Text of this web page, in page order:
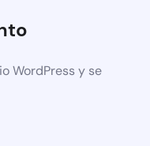
WordPress y se